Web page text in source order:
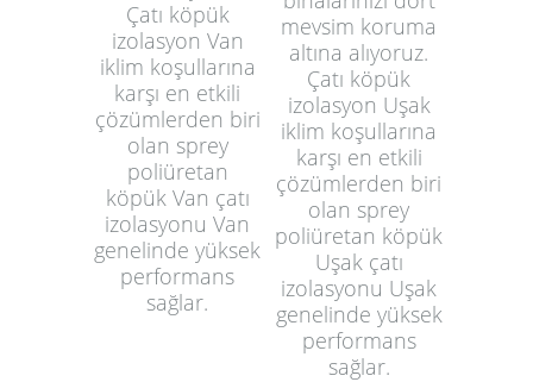
Çatı köpük
izolasyon Van
iklim koşullarına
karşı en etkili
çözümlerden biri
olan sprey
poliüretan
köpük Van çatı
izolasyonu Van
genelinde yüksek
performans
sağlar.
mevsim koruma
altına alıyoruz.
Çatı köpük
izolasyon Uşak
iklim koşullarına
karşı en etkili
çözümlerden biri
olan sprey
poliüretan köpük
Uşak çatı
izolasyonu Uşak
genelinde yüksek
performans
sağlar.